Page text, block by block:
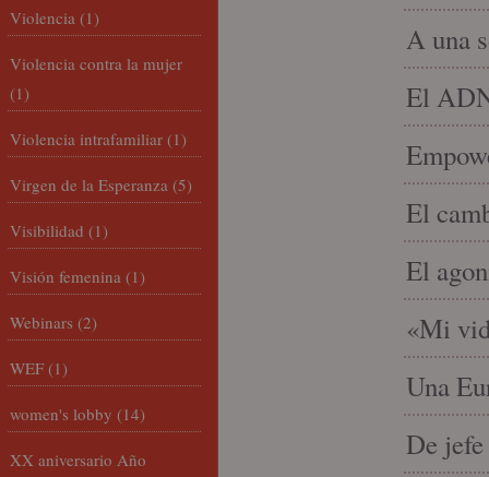
A una
El
El
El
«Mi
Una
De
Violencia (1)
Violencia contra la mujer
(1)
Violencia intrafamiliar (1)
Virgen de la Esperanza (5)
Visibilidad (1)
Visión femenina (1)
Webinars (2)
WEF (1)
women's lobby (14)
XX aniversario Año